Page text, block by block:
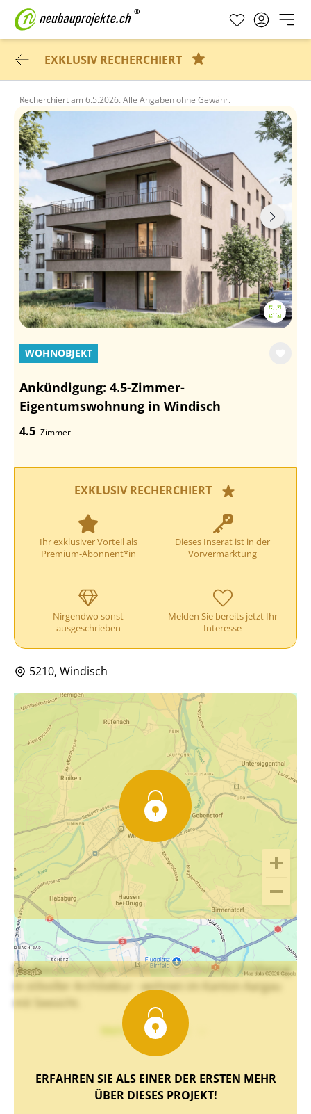
EXKLUSIV RECHERCHIERT
Recherchiert am 6.5.2026. Alle Angaben ohne Gewähr.
WOHNOBJEKT
Ankündigung: 4.5-Zimmer-
Eigentumswohnung in Windisch
4.5 Zimmer
EXKLUSIV RECHERCHIERT
Ihr exklusiver Vorteil als
Premium-Abonnent*in
Dieses Inserat ist in der
Vorvermarktung
Nirgendwo sonst
ausgeschrieben
Melden Sie bereits jetzt Ihr
Interesse
5210, Windisch
Neubauwohnung in Windisch: 4.5 Zimmer. Erstbezug
in stilvoller Architektur - wohnen im Kanton Aargau
mit Seesicht.
Mehr Text sehen
ERFAHREN SIE ALS EINER DER ERSTEN MEHR
ÜBER DIESES PROJEKT!